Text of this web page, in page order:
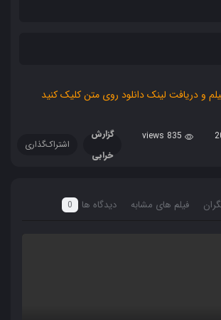
و دریافت لینک دانلود روی متن کلیک کنید
835 views
گزارش
خرابی
اشتراک‌گذاری
فیلم های مشابه دیدگاه ها 0